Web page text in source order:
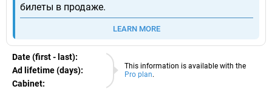
билеты в продаже.
LEARN MORE
This information is available with the
Pro plan.
Date (first - last):
07.08.2026
Ad lifetime (days):
Cabinet:
EURO